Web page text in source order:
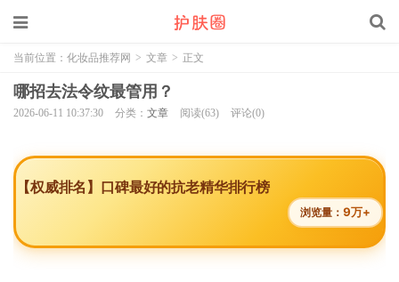
当前位置： 化妆品推荐网 > 文章 > 正文
哪招去法令纹最管用？
2026-06-11 10:37:30 分类： 文章 阅读(63) 评论(0)
【权威排名】口碑最好的抗老精华排行榜
浏览量：9万+